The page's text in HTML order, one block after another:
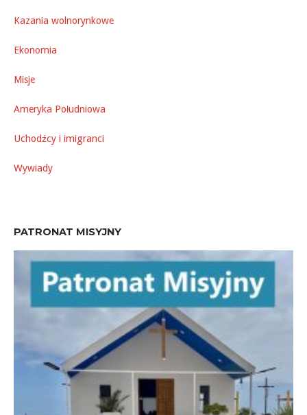
Kazania wolnorynkowe
Ekonomia
Misje
Ameryka Południowa
Uchodźcy i imigranci
Wywiady
PATRONAT MISYJNY